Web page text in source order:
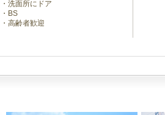
洗面所にドア
BS
高齢者歓迎